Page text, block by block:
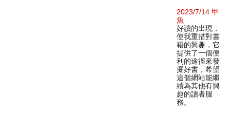
2023/7/14 甲
魚
好讀的出現，
使我重措對書
籍的興趣，它
提供了一個便
利的途徑來發
掘好書，希望
這個網站能繼
續為其他有興
趣的讀者服
務。